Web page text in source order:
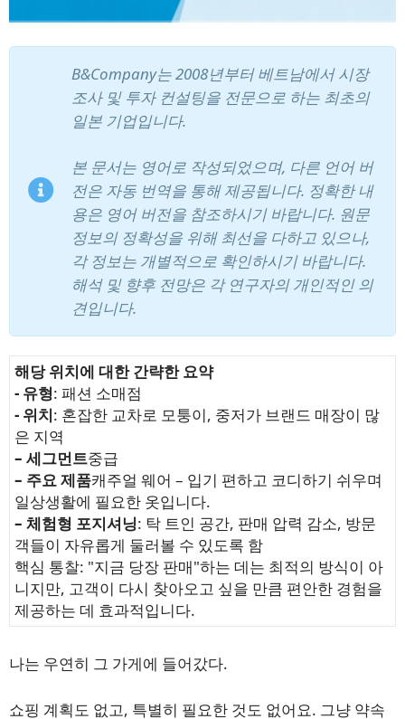
B&Company는 2008년부터 베트남에서 시장
조사 및 투자 컨설팅을 전문으로 하는 최초의
일본 기업입니다.
본 문서는 영어로 작성되었으며, 다른 언어 버
전은 자동 번역을 통해 제공됩니다. 정확한 내
용은 영어 버전을 참조하시기 바랍니다. 원문
정보의 정확성을 위해 최선을 다하고 있으나,
각 정보는 개별적으로 확인하시기 바랍니다.
해석 및 향후 전망은 각 연구자의 개인적인 의
견입니다.
해당 위치에 대한 간략한 요약
- 유형: 패션 소매점
- 위치: 혼잡한 교차로 모퉁이, 중저가 브랜드 매장이 많
은 지역
– 세그먼트중급
– 주요 제품캐주얼 웨어 – 입기 편하고 코디하기 쉬우며
일상생활에 필요한 옷입니다.
– 체험형 포지셔닝: 탁 트인 공간, 판매 압력 감소, 방문
객들이 자유롭게 둘러볼 수 있도록 함
핵심 통찰: "지금 당장 판매"하는 데는 최적의 방식이 아
니지만, 고객이 다시 찾아오고 싶을 만큼 편안한 경험을
제공하는 데 효과적입니다.
나는 우연히 그 가게에 들어갔다.
쇼핑 계획도 없고, 특별히 필요한 것도 없어요. 그냥 약속